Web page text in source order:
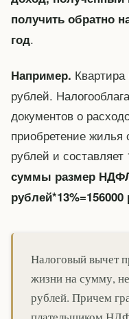
получить обратно
год.
Например.
рублей.
документов о
приобретение жилья
рублей и
суммы размер
Налоговый вычет
жизни на сумму,
рублей. Причем